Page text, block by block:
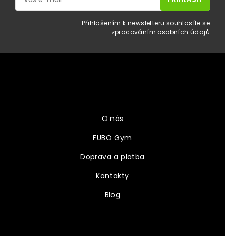
Přihlášením k newsletteru souhlasíte se
zpracováním osobních údajů
O nás
FUBO Gym
Doprava a platba
Kontakty
Blog